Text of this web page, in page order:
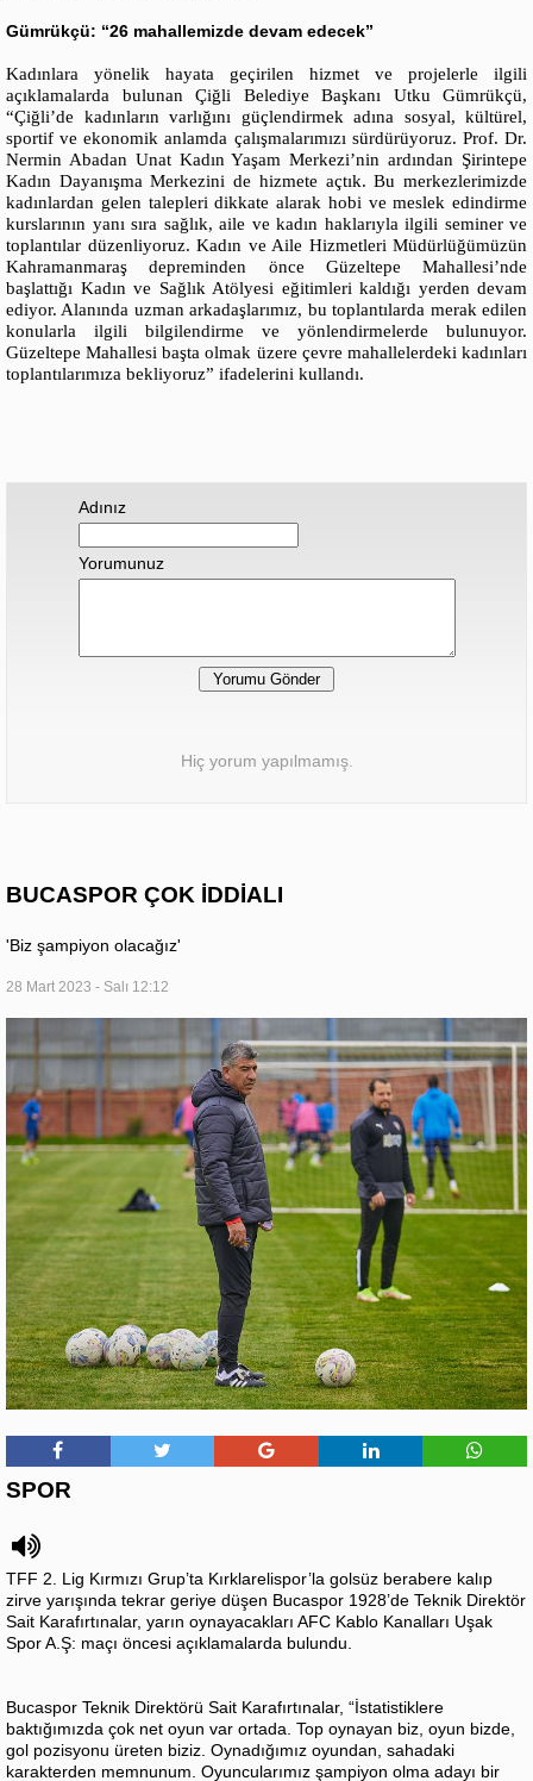
Gümrükçü: “26 mahallemizde devam edecek”
Kadınlara yönelik hayata geçirilen hizmet ve projelerle ilgili
açıklamalarda bulunan Çiğli Belediye Başkanı Utku Gümrükçü,
“Çiğli’de kadınların varlığını güçlendirmek adına sosyal, kültürel,
sportif ve ekonomik anlamda çalışmalarımızı sürdürüyoruz. Prof. Dr.
Nermin Abadan Unat Kadın Yaşam Merkezi’nin ardından Şirintepe
Kadın Dayanışma Merkezini de hizmete açtık. Bu merkezlerimizde
kadınlardan gelen talepleri dikkate alarak hobi ve meslek edindirme
kurslarının yanı sıra sağlık, aile ve kadın haklarıyla ilgili seminer ve
toplantılar düzenliyoruz. Kadın ve Aile Hizmetleri Müdürlüğümüzün
Kahramanmaraş depreminden önce Güzeltepe Mahallesi’nde
başlattığı Kadın ve Sağlık Atölyesi eğitimleri kaldığı yerden devam
ediyor. Alanında uzman arkadaşlarımız, bu toplantılarda merak edilen
konularla ilgili bilgilendirme ve yönlendirmelerde bulunuyor.
Güzeltepe Mahallesi başta olmak üzere çevre mahallelerdeki kadınları
toplantılarımıza bekliyoruz” ifadelerini kullandı.
Adınız
Yorumunuz
Hiç yorum yapılmamış.
BUCASPOR ÇOK İDDİALI
'Biz şampiyon olacağız'
28 Mart 2023 - Salı 12:12
SPOR
TFF 2. Lig Kırmızı Grup’ta Kırklarelispor’la golsüz berabere kalıp
zirve yarışında tekrar geriye düşen Bucaspor 1928’de Teknik Direktör
Sait Karafırtınalar, yarın oynayacakları AFC Kablo Kanalları Uşak
Spor A.Ş: maçı öncesi açıklamalarda bulundu.
Bucaspor Teknik Direktörü Sait Karafırtınalar, “İstatistiklere
baktığımızda çok net oyun var ortada. Top oynayan biz, oyun bizde,
gol pozisyonu üreten biziz. Oynadığımız oyundan, sahadaki
karakterden memnunum. Oyuncularımız şampiyon olma adayı bir